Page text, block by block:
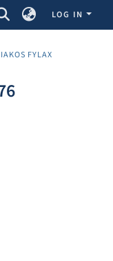
& COLLECTIONS
LOG IN
FYLAX